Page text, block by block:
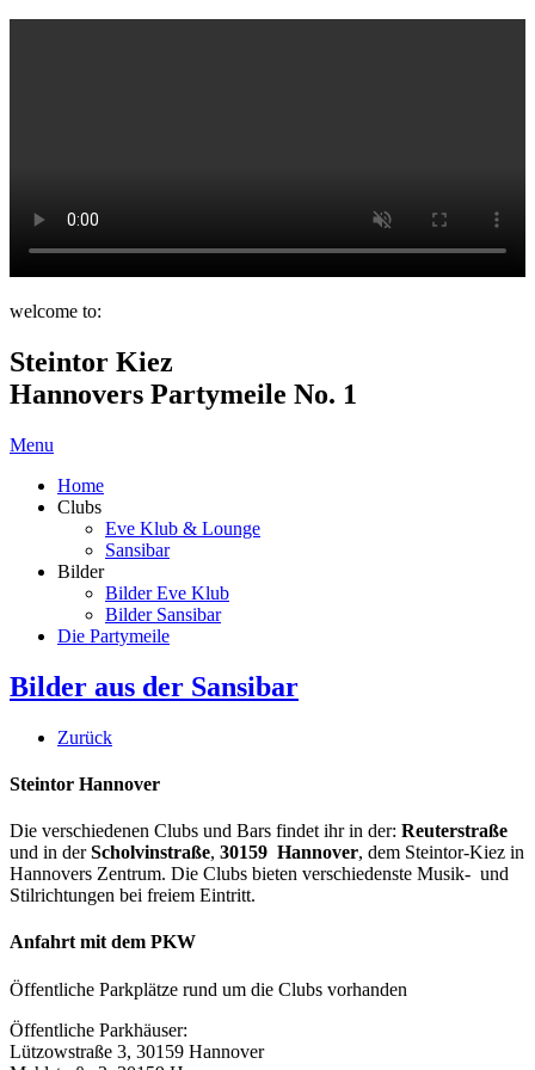
welcome to:
Steintor Kiez
Hannovers Partymeile No. 1
Menu
Home
Clubs
Eve Klub & Lounge
Sansibar
Bilder
Bilder Eve Klub
Bilder Sansibar
Die Partymeile
Bilder aus der Sansibar
Zurück
Steintor Hannover
Die verschiedenen Clubs und Bars findet ihr in der: Reuterstraße
und in derScholvinstraße, 30159 Hannover, dem Steintor-Kiez in
Hannovers Zentrum. Die Clubs bieten verschiedenste Musik- und
Stilrichtungen bei freiem Eintritt.
Anfahrt mit dem PKW
Öffentliche Parkplätze rund um die Clubs vorhanden
Öffentliche Parkhäuser:
Lützowstraße 3, 30159 Hannover